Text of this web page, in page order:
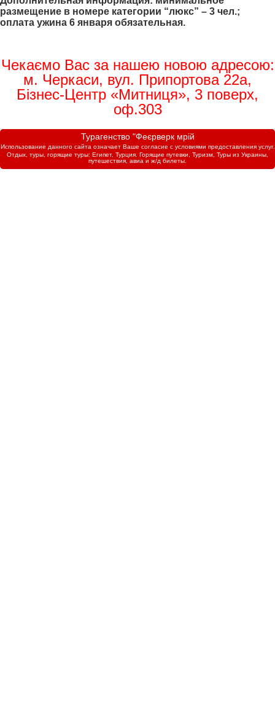
размещение в номере категории “люкс” – 3 чел.;
оплата ужина 6 января обязательная.
Чекаємо Вас за нашею новою адресою:
м. Черкаси, вул. Припортова 22а,
Бізнес-Центр «Митниця», 3 поверх,
оф.303
Турагенство "Феєрверк мрій
Использование данного сайта означает Ваше согласие с условиями предоставления услуг.
Отдых, туры, горящие туры: Египет, Турция. Горящие путевки, Туризм, Туры из Украины,
путешествия, авиа и ж/д билеты.